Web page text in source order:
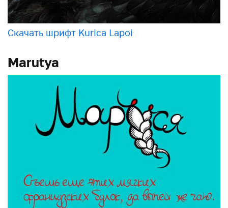
Скачать шрифт Kurica Lapoi
Marutya